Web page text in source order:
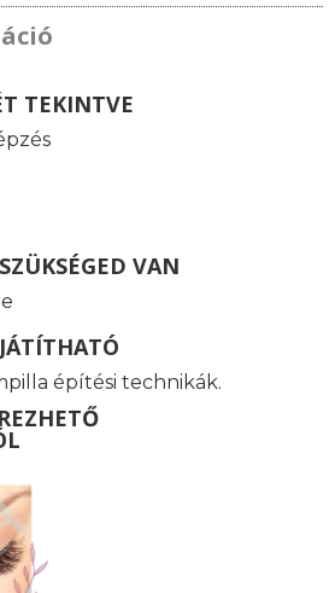
TEKINTVE
VAN
építési technikák.